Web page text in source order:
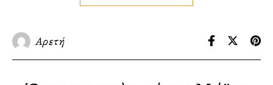
Αρετή